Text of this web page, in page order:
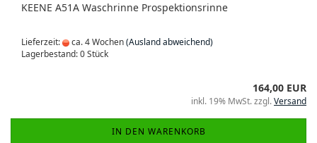
KEENE A51A Waschrinne Prospektionsrinne
Lieferzeit: ca. 4 Wochen(Ausland abweichend)
Lagerbestand: 0 Stück
164,00 EUR
inkl. 19% MwSt. zzgl.Versand
IN DEN WARENKORB